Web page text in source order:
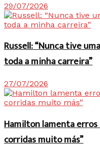
29/07/2026
Russell: “Nunca tive
toda a minha carreira”
27/07/2026
Hamilton lamenta erros
corridas muito más”